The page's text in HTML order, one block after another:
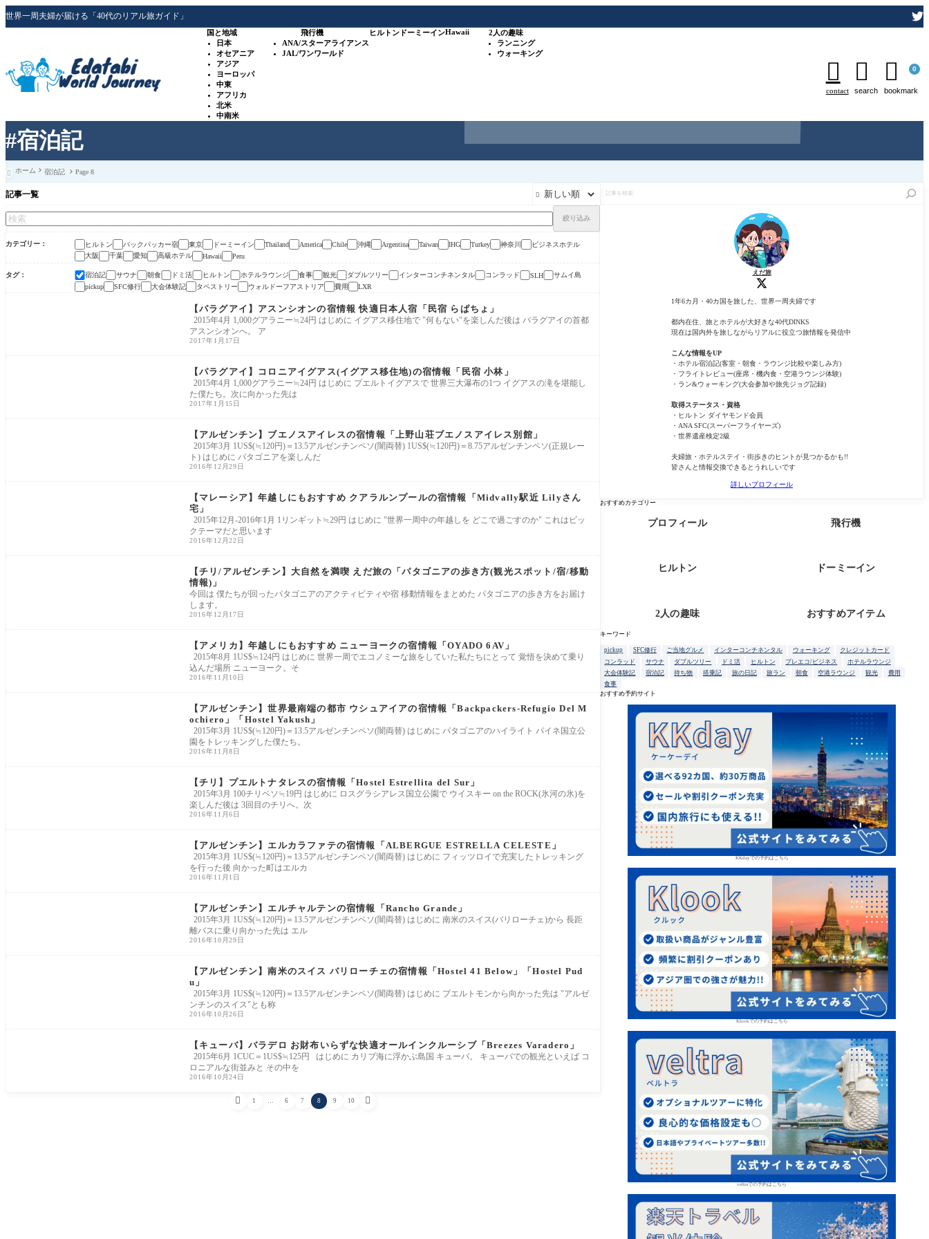
#宿泊記
世界一周夫婦が届ける「40代のリアル旅ガイド」
国と地域
日本
オセアニア
アジア
ヨーロッパ
中東
アフリカ
北米
中南米
飛行機
ANA/スターアライアンス
JAL/ワンワールド
ヒルトン ドーミーインHawaii
2人の趣味
ランニング
ウォーキング

contact

search
 0
bookmark
 ホーム 宿泊記 Page 8
記事一覧 
絞り込み
カテゴリー ヒルトン バックパッカー宿 東京 ドーミーイン Thailand America Chile 沖縄 Argentina Taiwan IHG Turkey 神奈川
ビジネスホテル
大阪
千葉 愛知 高級ホテル Hawaii Peru
タグ 宿泊記 サウナ 朝食 ドミ活 ヒルトン ホテルラウンジ 食事 観光 ダブルツリー インターコンチネンタル コンラッド SLH
サムイ島
pickup
SFC修行 大会体験記 タペストリー ウォルドーフアストリア 費用 LXR
【パラグアイ】アスンシオンの宿情報 快適日本人宿「民宿 らぱちょ」
2015年4月 1,000グアラニー≒24円 はじめに イグアス移住地で "何もない"を楽しんだ後は パラグアイの首都
アスンシオンへ。 ア
2017年1月17日
【パラグアイ】コロニアイグアス(イグアス移住地)の宿情報「民宿 小林」
2015年4月 1,000グアラニー≒24円 はじめに プエルトイグアスで 世界三大瀑布の1つ イグアスの滝を堪能し
た僕たち。次に向かった先は
2017年1月15日
【アルゼンチン】ブエノスアイレスの宿情報「上野山荘ブエノスアイレス別館」
2015年3月 1US$(≒120円)＝13.5アルゼンチンペソ(闇両替) 1US$(≒120円)＝8.75アルゼンチンペソ(正規レー
ト) はじめに パタゴニアを楽しんだ
2016年12月29日
【マレーシア】年越しにもおすすめ クアラルンプールの宿情報「Midvally駅近 Lilyさん
宅」
2015年12月-2016年1月 1リンギット≒29円 はじめに "世界一周中の年越しを どこで過ごすのか" これはビッ
クテーマだと思います
2016年12月22日
【チリ/アルゼンチン】大自然を満喫 えだ旅の「パタゴニアの歩き方(観光スポット/宿/移動
情報)」
今回は 僕たちが回ったパタゴニアのアクティビティや宿 移動情報をまとめた パタゴニアの歩き方をお届け
します。
2016年12月17日
【アメリカ】年越しにもおすすめ ニューヨークの宿情報「OYADO 6AV」
2015年8月 1US$≒124円 はじめに 世界一周でエコノミーな旅をしていた私たちにとって 覚悟を決めて乗り
込んだ場所 ニューヨーク。そ
2016年11月10日
【アルゼンチン】世界最南端の都市 ウシュアイアの宿情報「Backpackers-Refugio Del M
ochiero」「Hostel Yakush」
2015年3月 1US$(≒120円)＝13.5アルゼンチンペソ(闇両替) はじめに パタゴニアのハイライト パイネ国立公
園をトレッキングした僕たち。
2016年11月8日
【チリ】プエルトナタレスの宿情報「Hostel Estrellita del Sur」
2015年3月 100チリペソ≒19円 はじめに ロスグラシアレス国立公園で ウイスキー on the ROCK(氷河の氷)を
楽しんだ後は 3回目のチリへ。次
2016年11月6日
【アルゼンチン】エルカラファテの宿情報「ALBERGUE ESTRELLA CELESTE」
2015年3月 1US$(≒120円)＝13.5アルゼンチンペソ(闇両替) はじめに フィッツロイで充実したトレッキング
を行った後 向かった町はエルカ
2016年11月1日
【アルゼンチン】エルチャルテンの宿情報「Rancho Grande」
2015年3月 1US$(≒120円)＝13.5アルゼンチンペソ(闇両替) はじめに 南米のスイス(バリローチェ)から 長距
離バスに乗り向かった先は エル
2016年10月29日
【アルゼンチン】南米のスイス バリローチェの宿情報「Hostel 41 Below」「Hostel Pud
u」
2015年3月 1US$(≒120円)＝13.5アルゼンチンペソ(闇両替) はじめに プエルトモンから向かった先は "アルゼ
ンチンのスイス"とも称
2016年10月26日
【キューバ】バラデロ お財布いらずな快適オールインクルーシブ「Breezes Varadero」
2015年6月 1CUC＝1US$≒125円 はじめに カリブ海に浮かぶ島国 キューバ。 キューバでの観光といえば コ
ロニアルな街並みと その中を
2016年10月24日
 1 … 6 7 8 9 10 
を
えだ旅
1年6カ月・40カ国を旅した、世界一周夫婦です
都内在住、旅とホテルが大好きな40代DINKS
現在は国内外を旅しながらリアルに役立つ旅情報を発信中
こんな情報をUP
・ホテル宿泊記(客室・朝食・ラウンジ比較や楽しみ方)
・フライトレビュー(座席・機内食・空港ラウンジ体験)
・ラン&ウォーキング(大会参加や旅先ジョグ記録)
取得ステータス・資格
・ヒルトン ダイヤモンド会員
・ANA SFC(スーパーフライヤーズ)
・世界遺産検定2級
夫婦旅・ホテルステイ・街歩きのヒントが見つかるかも!!
皆さんと情報交換できるとうれしいです
詳しいプロフィール
おすすめカテゴリー
プロフィール 飛行機
ヒルトン ドーミーイン
2人の趣味 おすすめアイテム
キーワード
pickup SFC修行 ご当地グルメ インターコンチネンタル ウォーキング
クレジットカード
コンラッド
サウナ ダブルツリー ドミ活 ヒルトン プレエコ/ビジネス
ホテルラウンジ
大会体験記
宿泊記 持ち物 搭乗記 旅の日記 旅ラン 朝食 空港ラウンジ 観光
費用
食事
おすすめ予約サイト
KKdayでの予約はこちら
Klookでの予約はこちら
veltraでの予約はこちら